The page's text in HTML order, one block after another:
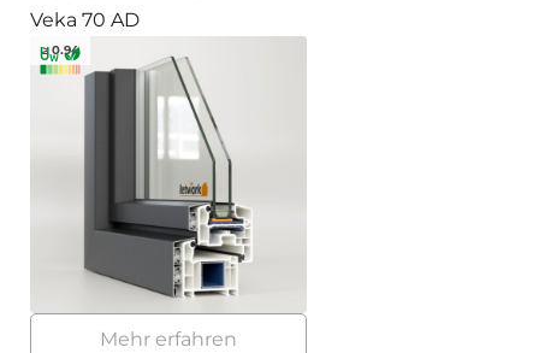
Veka 70 AD
≥ 0.94
Mehr erfahren